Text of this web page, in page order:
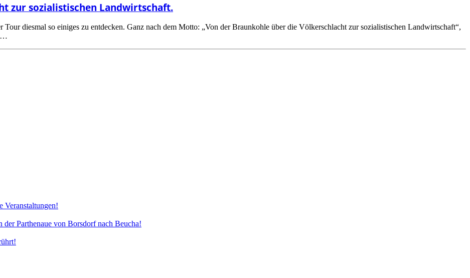
zur sozialistischen Landwirtschaft.
diesmal so einiges zu entdecken. Ganz nach dem Motto: „Von der Braunkohle über die Völkerschlacht zur sozialistischen Landwirtschaft“,
Veranstaltungen!
Parthenaue von Borsdorf nach Beucha!